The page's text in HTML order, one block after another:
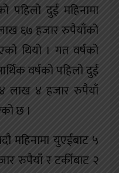
पहिलो दुई महिनामा
६७ हजार रुपैयाँको
थियो । गत वर्षको
वर्षको पहिलो दुई
लाख ४ हजार रुपैयाँ
छ ।
महिनामा युएईबाट ५
रुपैयाँ र टर्कीबाट २